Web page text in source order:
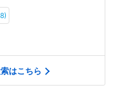
はこちら